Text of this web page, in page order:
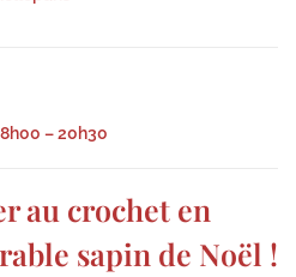
–20h30
au crochet en
sapin de Noël !